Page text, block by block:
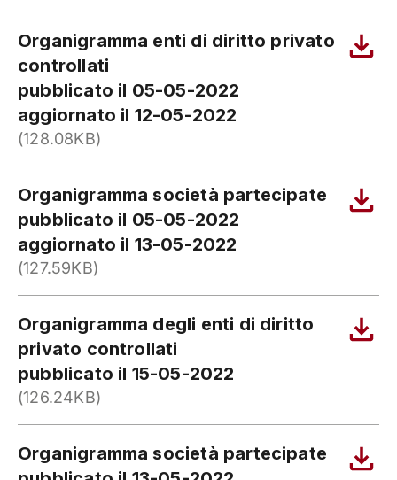
Organigramma enti di diritto privato
controllati
pubblicato il 05-05-2022
aggiornato il 12-05-2022
(128.08KB)
Organigramma società partecipate
pubblicato il 05-05-2022
aggiornato il 13-05-2022
(127.59KB)
Organigramma degli enti di diritto
privato controllati
pubblicato il 15-05-2022
(126.24KB)
Organigramma società partecipate